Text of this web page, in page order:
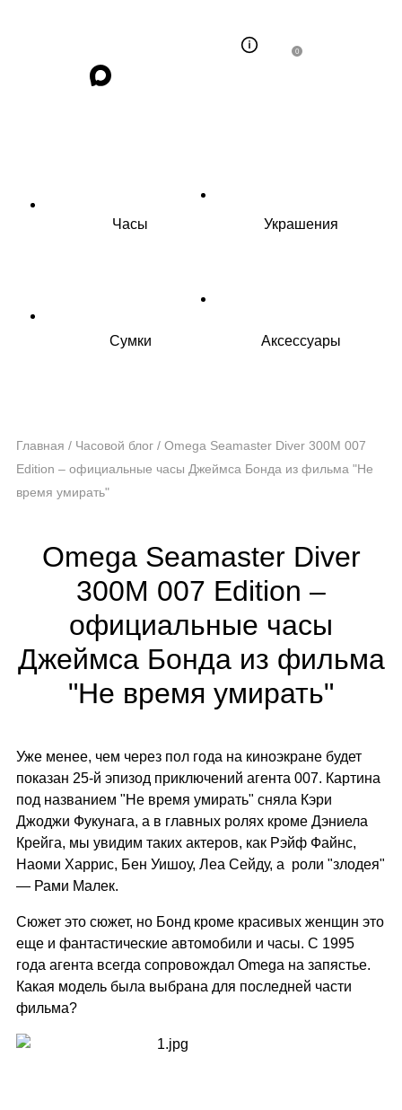
0
Часы Украшения
Сумки Аксессуары
Главная / Часовой блог / Omega Seamaster Diver 300M 007
Edition – официальные часы Джеймса Бонда из фильма "Не
время умирать"
Omega Seamaster Diver
300M 007 Edition –
официальные часы
Джеймса Бонда из фильма
"Не время умирать"
Уже менее, чем через пол года на киноэкране будет
показан 25-й эпизод приключений агента 007. Картина
под названием "Не время умирать" сняла Кэри
Джоджи Фукунага, а в главных ролях кроме Дэниела
Крейга, мы увидим таких актеров, как Рэйф Файнс,
Наоми Харрис, Бен Уишоу, Леа Сейду, а роли "злодея"
— Рами Малек.
Сюжет это сюжет, но Бонд кроме красивых женщин это
еще и фантастические автомобили и часы. С 1995
года агента всегда сопровождал Omega на запястье.
Какая модель была выбрана для последней части
фильма?